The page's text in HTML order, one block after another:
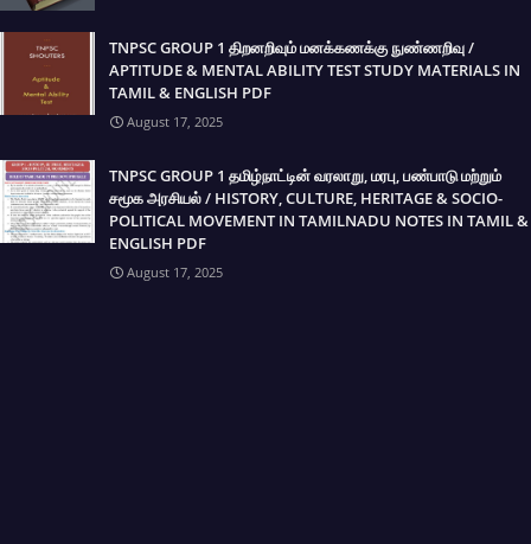
TNPSC GROUP 1 திறனறிவும் மனக்கணக்கு நுண்ணறிவு /
APTITUDE & MENTAL ABILITY TEST STUDY MATERIALS IN
TAMIL & ENGLISH PDF
August 17, 2025
TNPSC GROUP 1 தமிழ்நாட்டின் வரலாறு, மரபு, பண்பாடு மற்றும்
சமூக அரசியல் / HISTORY, CULTURE, HERITAGE & SOCIO-
POLITICAL MOVEMENT IN TAMILNADU NOTES IN TAMIL &
ENGLISH PDF
August 17, 2025